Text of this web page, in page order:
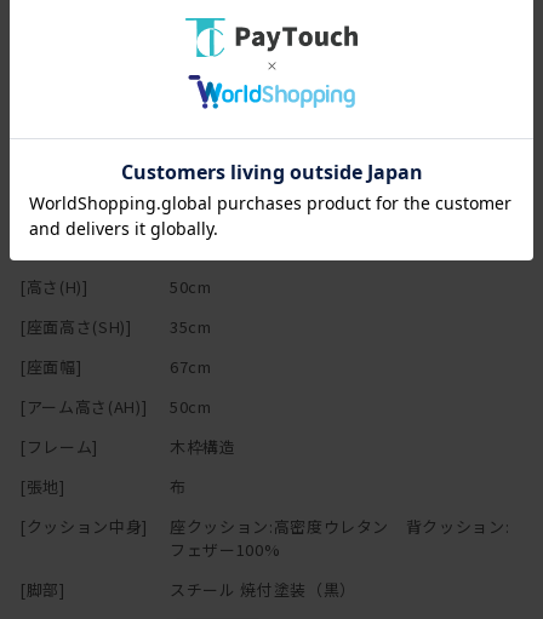
97-291cm
[奥行(D)]
97-194cm ※ソファ部分：97cm、※ソファ部
分：97cm、※ソファ部分：97cm、※ソファ部
分：97cm、※ソファ部分：97cm
[高さ(H)]
50cm
[座面高さ(SH)]
35cm
[座面幅]
67cm
[アーム高さ(AH)]
50cm
[フレーム]
木枠構造
[張地]
布
[クッション中身]
座クッション:高密度ウレタン 背クッション:
フェザー100%
[脚部]
スチール 焼付塗装（黒）